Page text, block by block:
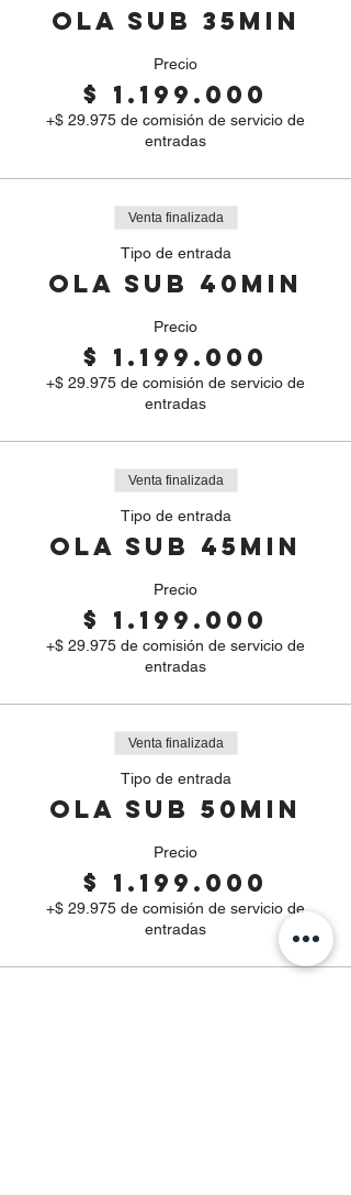
OLA SUB 35min
Precio
$ 1.199.000
+$ 29.975 de comisión de servicio de
entradas
Venta finalizada
Tipo de entrada
OLA SUB 40min
Precio
$ 1.199.000
+$ 29.975 de comisión de servicio de
entradas
Venta finalizada
Tipo de entrada
OLA SUB 45min
Precio
$ 1.199.000
+$ 29.975 de comisión de servicio de
entradas
Venta finalizada
Tipo de entrada
OLA SUB 50min
Precio
$ 1.199.000
+$ 29.975 de comisión de servicio de
entradas